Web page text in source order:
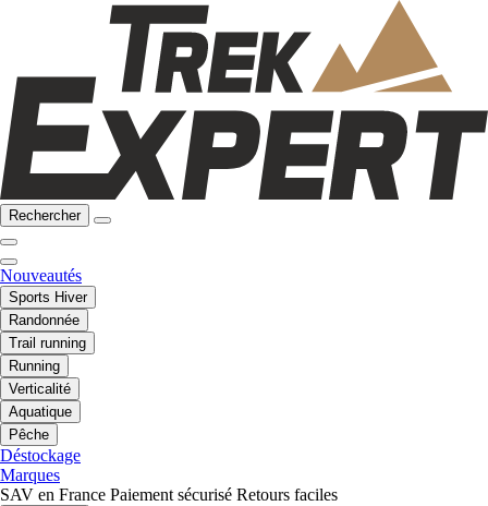
Rechercher
Nouveautés
Sports Hiver
Randonnée
Trail running
Running
Verticalité
Aquatique
Pêche
Déstockage
Marques
SAV en France Paiement sécurisé Retours faciles